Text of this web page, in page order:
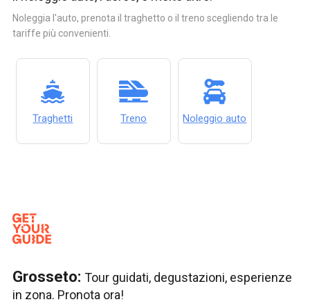
Noleggia l'auto, prenota il traghetto o il treno scegliendo tra le
tariffe più convenienti.
Traghetti Treno Noleggio auto
Grosseto: Tour guidati, degustazioni, esperienze
in zona. Pronota ora!